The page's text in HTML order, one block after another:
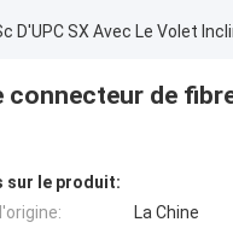
D'UPC SX Avec Le Volet
de
sur le produit:
La Chine